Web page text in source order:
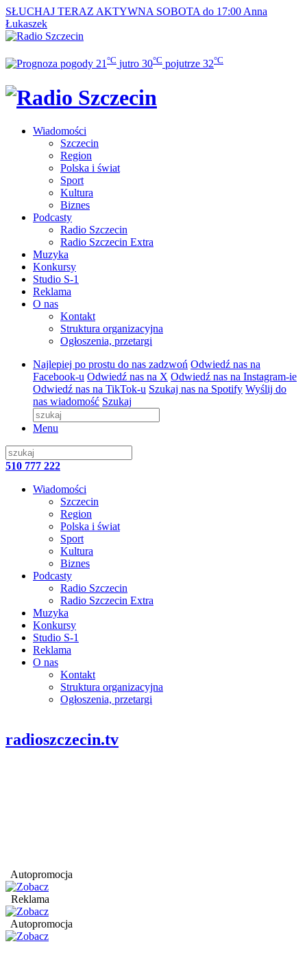
SŁUCHAJ TERAZ AKTYWNA SOBOTA do 17:00 Anna
Łukaszek
21 °C jutro 30°C pojutrze 32°C
Wiadomości
Szczecin
Region
Polska i świat
Sport
Kultura
Biznes
Podcasty
Radio Szczecin
Radio Szczecin Extra
Muzyka
Konkursy
Studio S-1
Reklama
O nas
Kontakt
Struktura organizacyjna
Ogłoszenia, przetargi
Najlepiej po prostu do nas zadzwoń Odwiedź nas na
Facebook-u Odwiedź nas na X Odwiedź nas na Instagram-ie
Odwiedź nas na TikTok-u Szukaj nas na Spotify Wyślij do
nas wiadomość Szukaj
Menu
510 777 222
Wiadomości
Szczecin
Region
Polska i świat
Sport
Kultura
Biznes
Podcasty
Radio Szczecin
Radio Szczecin Extra
Muzyka
Konkursy
Studio S-1
Reklama
O nas
Kontakt
Struktura organizacyjna
Ogłoszenia, przetargi
radioszczecin.tv
Autopromocja
Reklama
Autopromocja